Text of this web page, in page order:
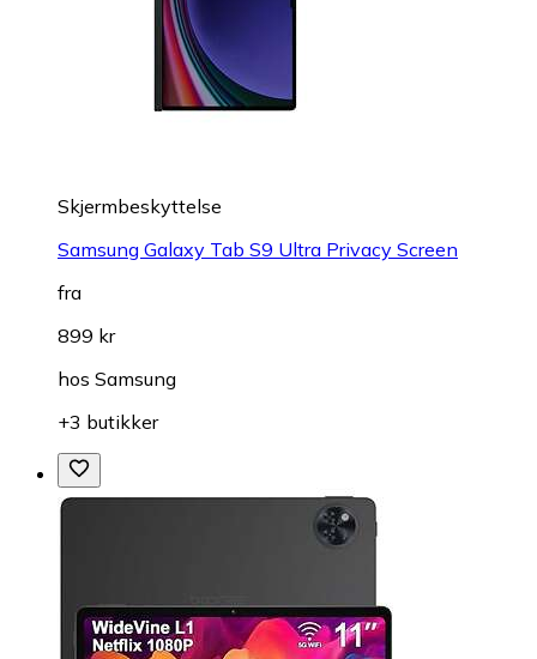
Skjermbeskyttelse
Samsung Galaxy Tab S9 Ultra Privacy Screen
fra
899 kr
hos Samsung
+3 butikker